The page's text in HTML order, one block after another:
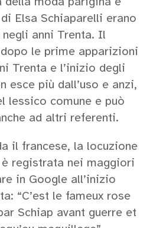
Elsa Schiaparelli erano
anni Trenta. Il
le prime apparizioni
Trenta e l’inizio degli
esce più dall’uso e anzi,
lessico comune e può
ad altri referenti.
il francese, la locuzione
è registrata nei maggiori
in Google all’inizio
“C’est le fameux rose
Schiap avant guerre et